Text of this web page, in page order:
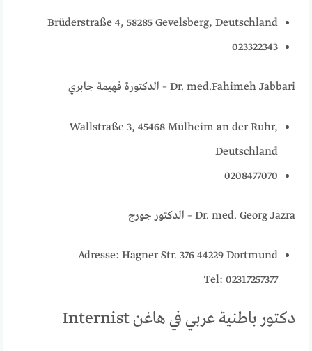
Brüderstraße 4, 58285 Gevelsberg, Deutschland
023322343
Dr. med.Fahimeh Jabbari – الدكتورة فهيمة جابري
Wallstraße 3, 45468 Mülheim an der Ruhr,
Deutschland
0208477070
Dr. med. Georg Jazra – الدكتور جورج
Adresse: Hagner Str. 376 44229 Dortmund
Tel: 02317257377
دكتور باطنية عربي في هاغن Internist